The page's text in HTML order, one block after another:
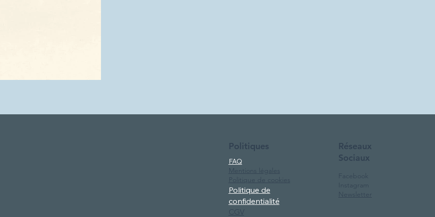
Politiques
FAQ
Mentions légales
Politique de cookies
Politique de
confidentialité
CGV
Facebook
Instagram
Newsletter
Réseaux
Sociaux